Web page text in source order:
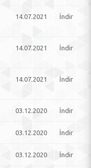
14.07.2021 İndir
14.07.2021 İndir
14.07.2021 İndir
03.12.2020 İndir
03.12.2020 İndir
03.12.2020 İndir